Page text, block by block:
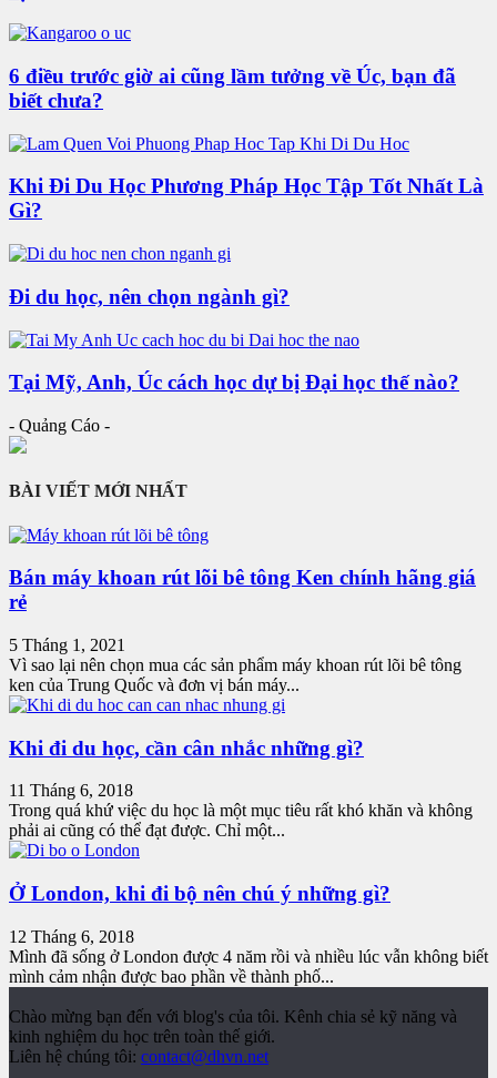
6 điều trước giờ ai cũng lầm tưởng về Úc, bạn đã
biết chưa?
Khi Đi Du Học Phương Pháp Học Tập Tốt Nhất Là
Gì?
Đi du học, nên chọn ngành gì?
Tại Mỹ, Anh, Úc cách học dự bị Đại học thế nào?
- Quảng Cáo -
BÀI VIẾT MỚI NHẤT
Bán máy khoan rút lõi bê tông Ken chính hãng giá
rẻ
5 Tháng 1, 2021
Vì sao lại nên chọn mua các sản phẩm máy khoan rút lõi bê tông
ken của Trung Quốc và đơn vị bán máy...
Khi đi du học, cần cân nhắc những gì?
11 Tháng 6, 2018
Trong quá khứ việc du học là một mục tiêu rất khó khăn và không
phải ai cũng có thể đạt được. Chỉ một...
Ở London, khi đi bộ nên chú ý những gì?
12 Tháng 6, 2018
Mình đã sống ở London được 4 năm rồi và nhiều lúc vẫn không biết
mình cảm nhận được bao phần về thành phố...
Chào mừng bạn đến với blog's của tôi. Kênh chia sẻ kỹ năng và
kinh nghiệm du học trên toàn thế giới.
Liên hệ chúng tôi: contact@dhvn.net